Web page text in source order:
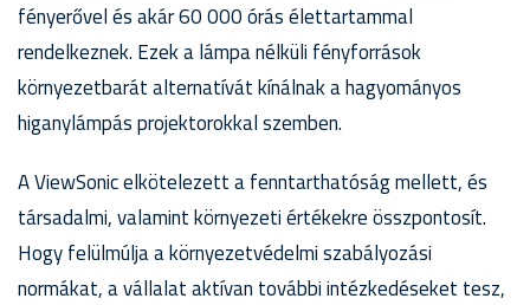
fényerővel és akár 60 000 órás élettartammal
rendelkeznek. Ezek a lámpa nélküli fényforrások
környezetbarát alternatívát kínálnak a hagyományos
higanylámpás projektorokkal szemben.
A ViewSonic elkötelezett a fenntarthatóság mellett, és
társadalmi, valamint környezeti értékekre összpontosít.
Hogy felülmúlja a környezetvédelmi szabályozási
normákat, a vállalat aktívan további intézkedéseket tesz,